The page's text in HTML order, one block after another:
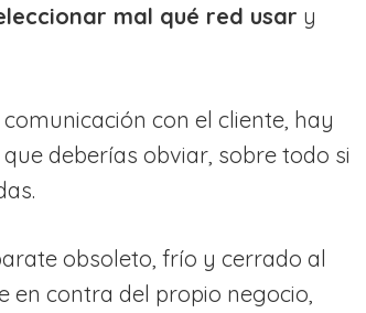
mal qué red usar y
con el cliente, hay
deberías obviar, sobre todo si
obsoleto, frío y cerrado al
en contra del propio negocio,